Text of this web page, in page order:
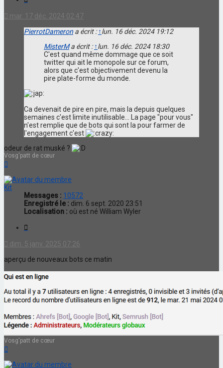
mar. 17 déc. 2024 02:47
PierrotDameron a écrit : ↑lun. 16 déc. 2024 19:12
MisterMa écrit : ↑lun. 16 déc. 2024 18:30
C'est quand même dommage que ce soit
twitter qui ait le monopole sur ce forum,
alors que c'est objectivement devenu la
pire plate-forme du monde.
Ca devenait de pire en pire, mais la depuis quelques
semaines c'est limite inutilisable... La page "pour vous"
n'est remplie que de bots qui sont la pour farmer de
l'engagement c'est
odeur de rat muské ?
Vosg'patt de cœur
Kit
Messages : 10572
Enregistré le : dim. 6 sept. 2020 23:51
Localisation : où est né William Wyler
dim. 5 janv. 2025 07:26
aperçu de nouveaux bots ce matin
Vosg'patt de cœur